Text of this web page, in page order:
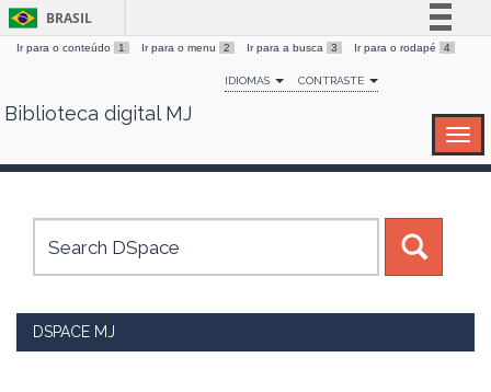
Skip
BRASIL
Simplifique!
Comunica BR
Canais
Ir para o conteúdo 1 Ir para o menu 2 Ir para a busca 3 Ir para o rodapé 4
IDIOMAS CONTRASTE
Biblioteca digital MJ
DSPACE MJ